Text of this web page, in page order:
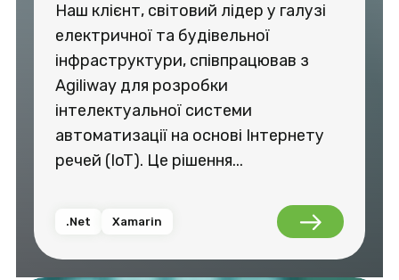
Наш клієнт, світовий лідер у галузі
електричної та будівельної
інфраструктури, співпрацював з
Agiliway для розробки
інтелектуальної системи
автоматизації на основі Інтернету
речей (IoT). Це рішення...
.Net Xamarin